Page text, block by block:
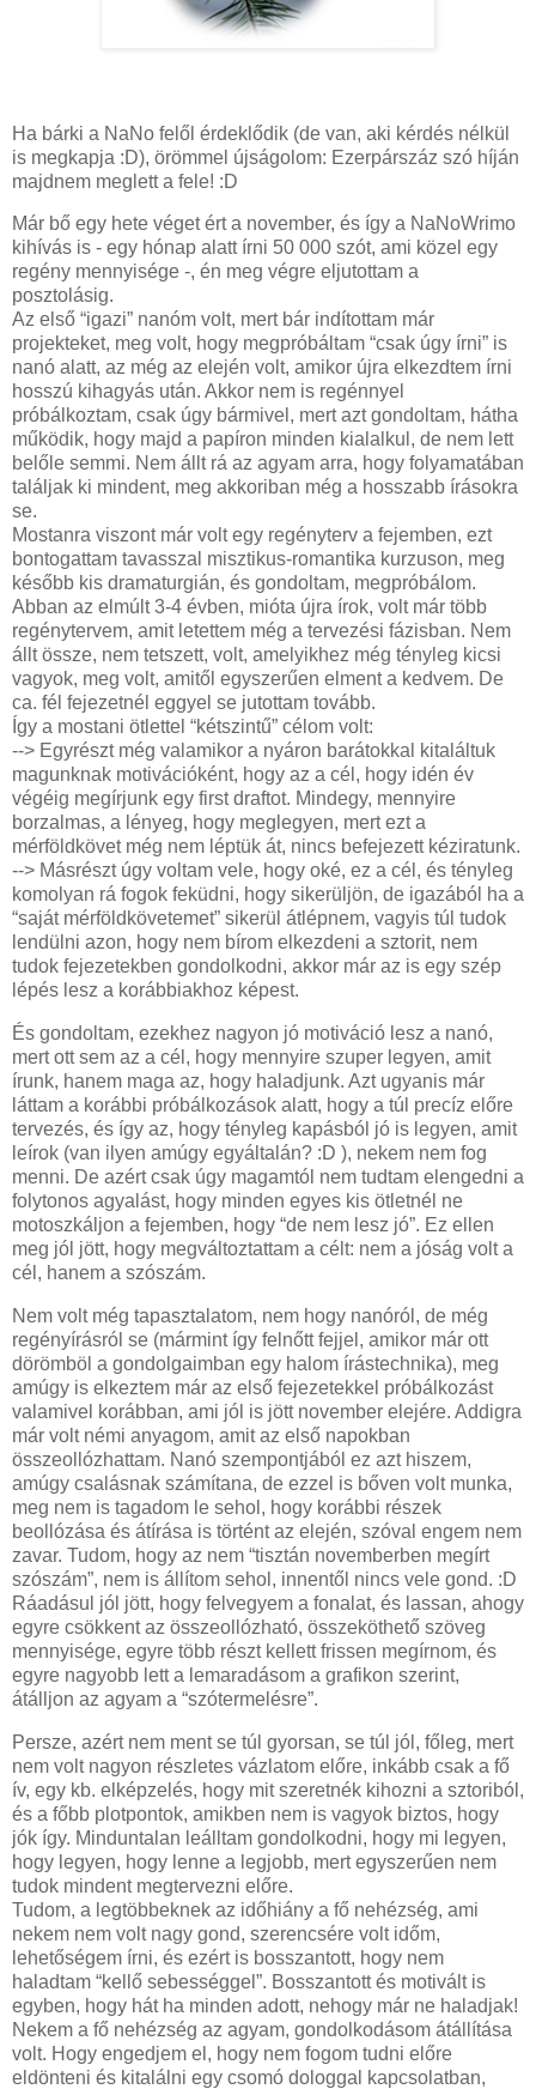
Ha bárki a NaNo felől érdeklődik (de van, aki kérdés nélkül
is megkapja :D), örömmel újságolom: Ezerpárszáz szó híján
majdnem meglett a fele! :D
Már bő egy hete véget ért a november, és így a NaNoWrimo
kihívás is - egy hónap alatt írni 50 000 szót, ami közel egy
regény mennyisége -, én meg végre eljutottam a
posztolásig.
Az első “igazi” nanóm volt, mert bár indítottam már
projekteket, meg volt, hogy megpróbáltam “csak úgy írni” is
nanó alatt, az még az elején volt, amikor újra elkezdtem írni
hosszú kihagyás után. Akkor nem is regénnyel
próbálkoztam, csak úgy bármivel, mert azt gondoltam, hátha
működik, hogy majd a papíron minden kialalkul, de nem lett
belőle semmi. Nem állt rá az agyam arra, hogy folyamatában
találjak ki mindent, meg akkoriban még a hosszabb írásokra
se.
Mostanra viszont már volt egy regényterv a fejemben, ezt
bontogattam tavasszal misztikus-romantika kurzuson, meg
később kis dramaturgián, és gondoltam, megpróbálom.
Abban az elmúlt 3-4 évben, mióta újra írok, volt már több
regénytervem, amit letettem még a tervezési fázisban. Nem
állt össze, nem tetszett, volt, amelyikhez még tényleg kicsi
vagyok, meg volt, amitől egyszerűen elment a kedvem. De
ca. fél fejezetnél eggyel se jutottam tovább.
Így a mostani ötlettel “kétszintű” célom volt:
--> Egyrészt még valamikor a nyáron barátokkal kitaláltuk
magunknak motivációként, hogy az a cél, hogy idén év
végéig megírjunk egy first draftot. Mindegy, mennyire
borzalmas, a lényeg, hogy meglegyen, mert ezt a
mérföldkövet még nem léptük át, nincs befejezett kéziratunk.
--> Másrészt úgy voltam vele, hogy oké, ez a cél, és tényleg
komolyan rá fogok feküdni, hogy sikerüljön, de igazából ha a
“saját mérföldkövetemet” sikerül átlépnem, vagyis túl tudok
lendülni azon, hogy nem bírom elkezdeni a sztorit, nem
tudok fejezetekben gondolkodni, akkor már az is egy szép
lépés lesz a korábbiakhoz képest.
És gondoltam, ezekhez nagyon jó motiváció lesz a nanó,
mert ott sem az a cél, hogy mennyire szuper legyen, amit
írunk, hanem maga az, hogy haladjunk. Azt ugyanis már
láttam a korábbi próbálkozások alatt, hogy a túl precíz előre
tervezés, és így az, hogy tényleg kapásból jó is legyen, amit
leírok (van ilyen amúgy egyáltalán? :D ), nekem nem fog
menni. De azért csak úgy magamtól nem tudtam elengedni a
folytonos agyalást, hogy minden egyes kis ötletnél ne
motoszkáljon a fejemben, hogy “de nem lesz jó”. Ez ellen
meg jól jött, hogy megváltoztattam a célt: nem a jóság volt a
cél, hanem a szószám.
Nem volt még tapasztalatom, nem hogy nanóról, de még
regényírásról se (mármint így felnőtt fejjel, amikor már ott
dörömböl a gondolgaimban egy halom írástechnika), meg
amúgy is elkeztem már az első fejezetekkel próbálkozást
valamivel korábban, ami jól is jött november elejére. Addigra
már volt némi anyagom, amit az első napokban
összeollózhattam. Nanó szempontjából ez azt hiszem,
amúgy csalásnak számítana, de ezzel is bőven volt munka,
meg nem is tagadom le sehol, hogy korábbi részek
beollózása és átírása is történt az elején, szóval engem nem
zavar. Tudom, hogy az nem “tisztán novemberben megírt
szószám”, nem is állítom sehol, innentől nincs vele gond. :D
Ráadásul jól jött, hogy felvegyem a fonalat, és lassan, ahogy
egyre csökkent az összeollózható, összeköthető szöveg
mennyisége, egyre több részt kellett frissen megírnom, és
egyre nagyobb lett a lemaradásom a grafikon szerint,
átálljon az agyam a “szótermelésre”.
Persze, azért nem ment se túl gyorsan, se túl jól, főleg, mert
nem volt nagyon részletes vázlatom előre, inkább csak a fő
ív, egy kb. elképzelés, hogy mit szeretnék kihozni a sztoriból,
és a főbb plotpontok, amikben nem is vagyok biztos, hogy
jók így. Minduntalan leálltam gondolkodni, hogy mi legyen,
hogy legyen, hogy lenne a legjobb, mert egyszerűen nem
tudok mindent megtervezni előre.
Tudom, a legtöbbeknek az időhiány a fő nehézség, ami
nekem nem volt nagy gond, szerencsére volt időm,
lehetőségem írni, és ezért is bosszantott, hogy nem
haladtam “kellő sebességgel”. Bosszantott és motivált is
egyben, hogy hát ha minden adott, nehogy már ne haladjak!
Nekem a fő nehézség az agyam, gondolkodásom átállítása
volt. Hogy engedjem el, hogy nem fogom tudni előre
eldönteni és kitalálni egy csomó dologgal kapcsolatban,